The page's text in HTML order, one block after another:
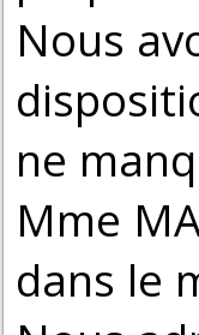
Nous
ne
Mme
dans le